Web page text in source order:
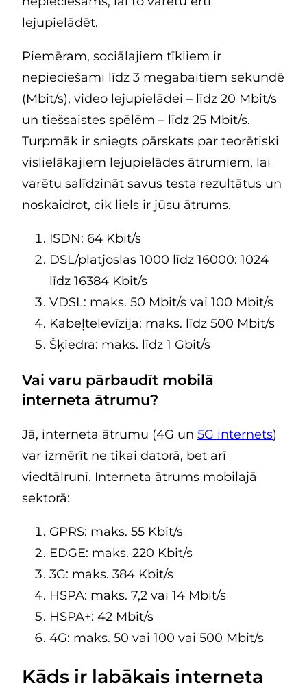
lejupielādēt.
Piemēram, sociālajiem tīkliem ir
nepieciešami līdz 3 megabaitiem sekundē
(Mbit/s), video lejupielādei – līdz 20 Mbit/s
un tiešsaistes spēlēm – līdz 25 Mbit/s.
Turpmāk ir sniegts pārskats par teorētiski
vislielākajiem lejupielādes ātrumiem, lai
varētu salīdzināt savus testa rezultātus un
noskaidrot, cik liels ir jūsu ātrums.
ISDN: 64 Kbit/s
DSL/platjoslas 1000 līdz 16000: 1024
līdz 16384 Kbit/s
VDSL: maks. 50 Mbit/s vai 100 Mbit/s
Kabeļtelevīzija: maks. līdz 500 Mbit/s
Šķiedra: maks. līdz 1 Gbit/s
Vai varu pārbaudīt mobilā
interneta ātrumu?
Jā, interneta ātrumu (4G un 5G internets)
var izmērīt ne tikai datorā, bet arī
viedtālrunī. Interneta ātrums mobilajā
sektorā:
GPRS: maks. 55 Kbit/s
EDGE: maks. 220 Kbit/s
3G: maks. 384 Kbit/s
HSPA: maks. 7,2 vai 14 Mbit/s
HSPA+: 42 Mbit/s
4G: maks. 50 vai 100 vai 500 Mbit/s
Kāds ir labākais interneta